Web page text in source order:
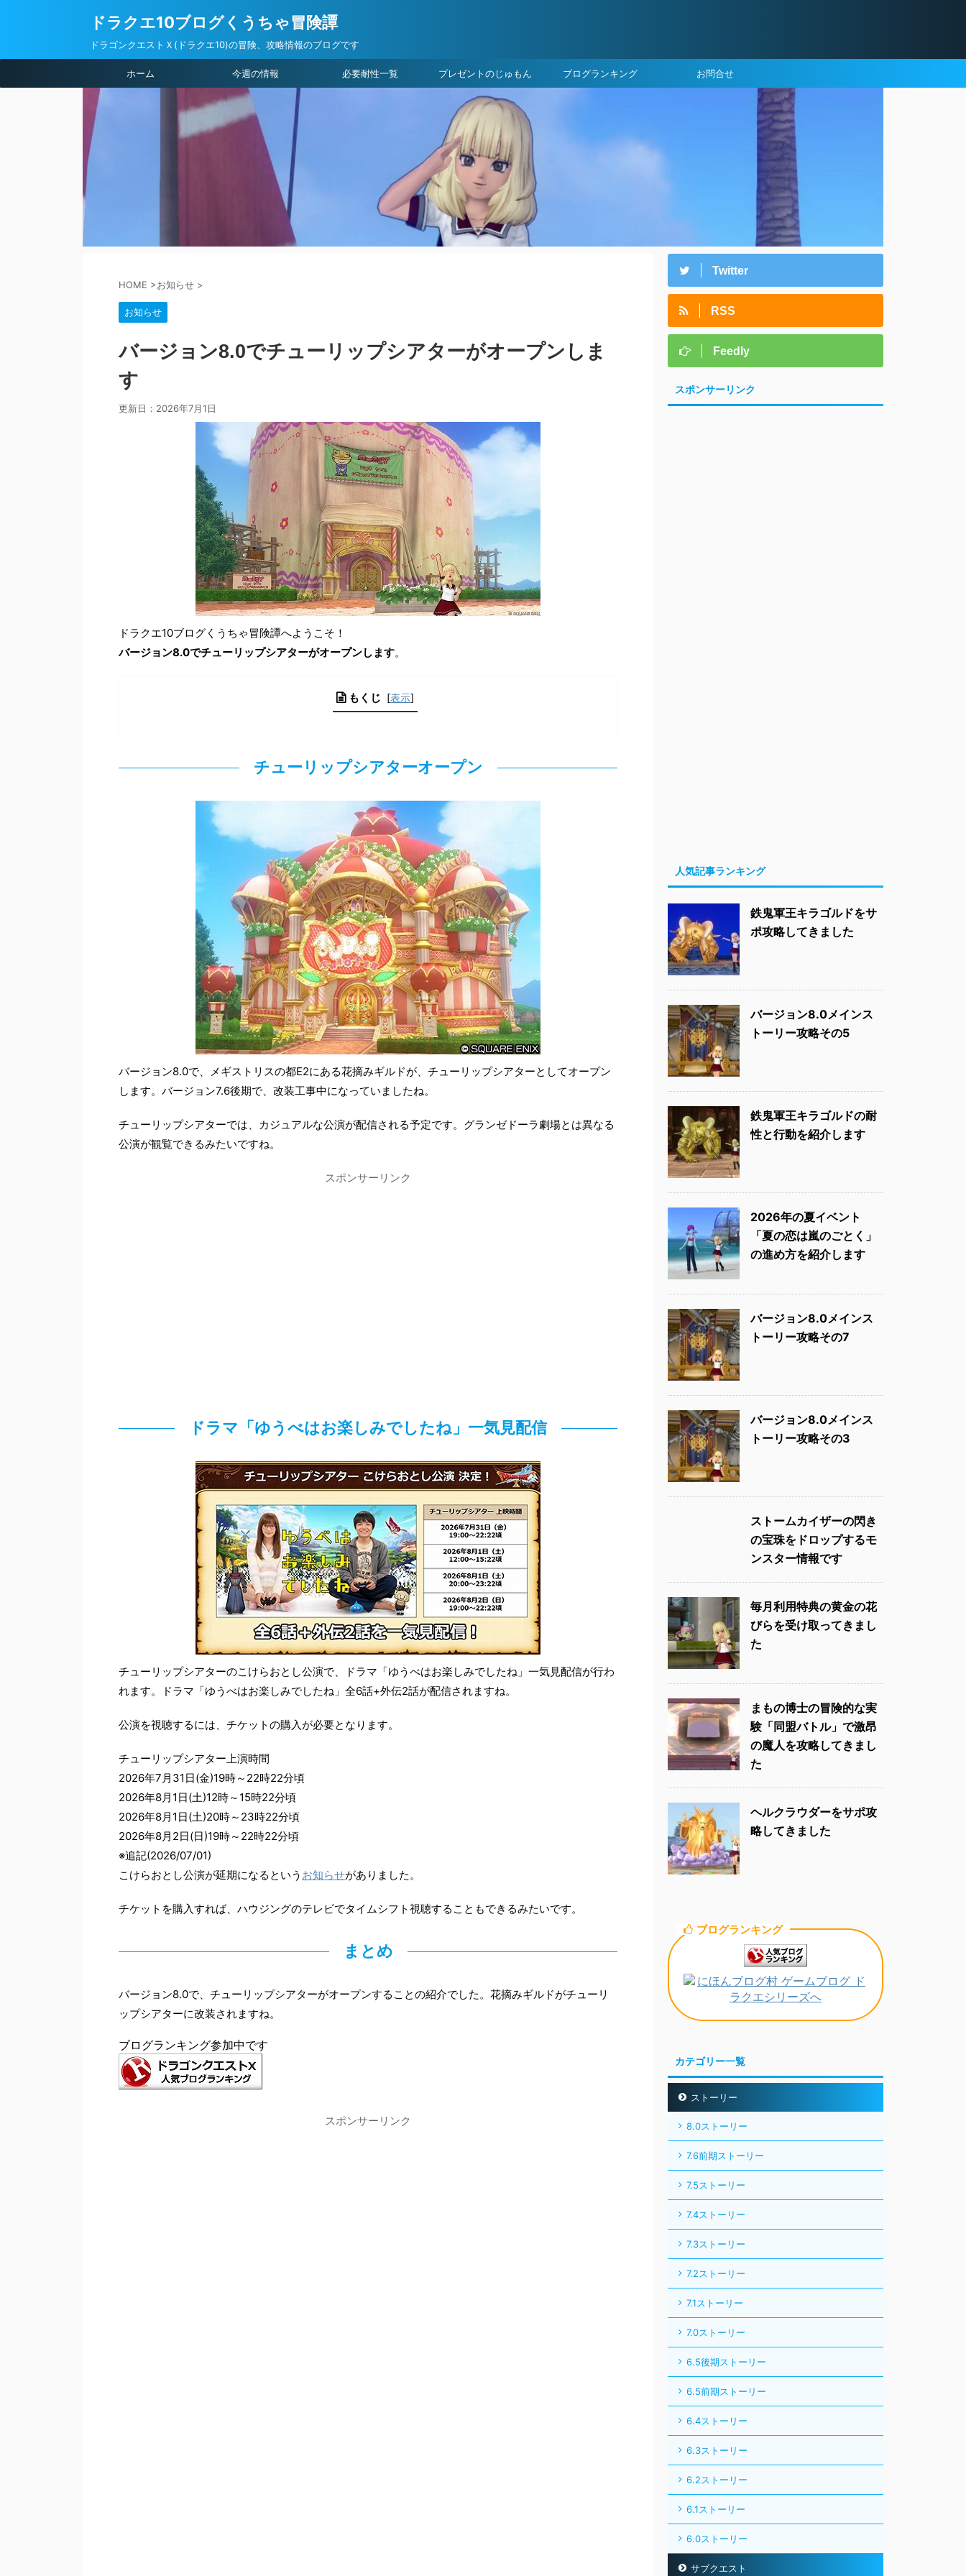
ドラクエ10ブログくうちゃ冒険譚
ドラゴンクエストＸ(ドラクエ10)の冒険、攻略情報のブログです
ホーム 今週の情報 必要耐性一覧 プレゼントのじゅもん ブログランキング お問合せ
HOME >お知らせ >
お知らせ
バージョン8.0でチューリップシアターがオープンしま
す
更新日： 2026年7月1日
ドラクエ10ブログくうちゃ冒険譚へようこそ！
バージョン8.0でチューリップシアターがオープンします。
もくじ [表示]
チューリップシアターオープン
バージョン8.0で、メギストリスの都E2にある花摘みギルドが、チューリップシアターとしてオープン
します。バージョン7.6後期で、改装工事中になっていましたね。
チューリップシアターでは、カジュアルな公演が配信される予定です。グランゼドーラ劇場とは異なる
公演が観覧できるみたいですね。
スポンサーリンク
ドラマ「ゆうべはお楽しみでしたね」一気見配信
チューリップシアターのこけらおとし公演で、ドラマ「ゆうべはお楽しみでしたね」一気見配信が行わ
れます。ドラマ「ゆうべはお楽しみでしたね」全6話+外伝2話が配信されますね。
公演を視聴するには、チケットの購入が必要となります。
チューリップシアター上演時間
2026年7月31日(金)19時～22時22分頃
2026年8月1日(土)12時～15時22分頃
2026年8月1日(土)20時～23時22分頃
2026年8月2日(日)19時～22時22分頃
※追記(2026/07/01)
こけらおとし公演が延期になるという お知らせがありました。
チケットを購入すれば、ハウジングのテレビでタイムシフト視聴することもできるみたいです。
まとめ
バージョン8.0で、チューリップシアターがオープンすることの紹介でした。花摘みギルドがチューリ
ップシアターに改装されますね。
ブログランキング参加中です
スポンサーリンク
Twitter
RSS
Feedly
スポンサーリンク
人気記事ランキング
鉄鬼軍王キラゴルドをサ
ポ攻略してきました
バージョン8.0メインス
トーリー攻略その5
鉄鬼軍王キラゴルドの耐
性と行動を紹介します
2026年の夏イベント
「夏の恋は嵐のごとく」
の進め方を紹介します
バージョン8.0メインス
トーリー攻略その7
バージョン8.0メインス
トーリー攻略その3
ストームカイザーの閃き
の宝珠をドロップするモ
ンスター情報です
毎月利用特典の黄金の花
びらを受け取ってきまし
た
まもの博士の冒険的な実
験「同盟バトル」で激昂
の魔人を攻略してきまし
た
ヘルクラウダーをサポ攻
略してきました
ブログランキング
カテゴリー一覧
ストーリー
8.0ストーリー
7.6前期ストーリー
7.5ストーリー
7.4ストーリー
7.3ストーリー
7.2ストーリー
7.1ストーリー
7.0ストーリー
6.5後期ストーリー
6.5前期ストーリー
6.4ストーリー
6.3ストーリー
6.2ストーリー
6.1ストーリー
6.0ストーリー
サブクエスト